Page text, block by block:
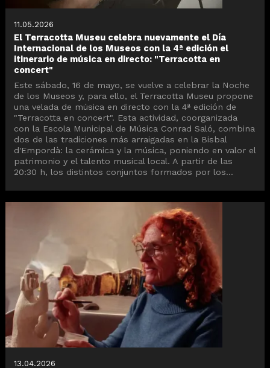
11.05.2026
El Terracotta Museu celebra nuevamente el Día
Internacional de los Museos con la 4ª edición el
itinerario de música en directo: "Terracotta en
concert"
Este sábado, 16 de mayo, se vuelve a celebrar la Noche
de los Museos y, para ello, el Terracotta Museu propone
una velada de música en directo con la 4ª edición de
"Terracotta en concert". Esta actividad, coorganizada
con la Escola Municipal de Música Conrad Saló, combina
dos de las tradiciones más arraigadas en la Bisbal
d'Empordà: la cerámica y la música, poniendo en valor el
patrimonio y el talento musical local. A partir de las
20:30 h, los distintos conjuntos formados por los...
13.04.2026